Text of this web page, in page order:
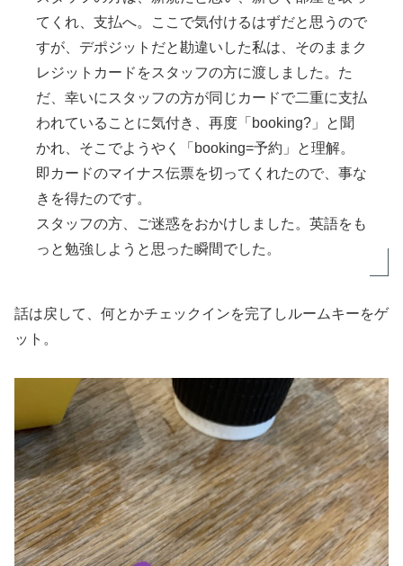
てくれ、支払へ。ここで気付けるはずだと思うので
すが、デポジットだと勘違いした私は、そのままク
レジットカードをスタッフの方に渡しました。た
だ、幸いにスタッフの方が同じカードで二重に支払
われていることに気付き、再度「booking?」と聞
かれ、そこでようやく「booking=予約」と理解。
即カードのマイナス伝票を切ってくれたので、事な
きを得たのです。
スタッフの方、ご迷惑をおかけしました。英語をも
っと勉強しようと思った瞬間でした。
話は戻して、何とかチェックインを完了しルームキーをゲ
ット。